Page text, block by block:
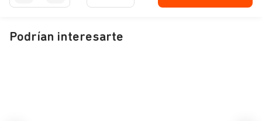
Podrían interesarte